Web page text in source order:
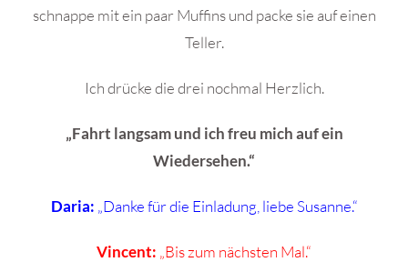
schnappe mit ein paar Muffins und packe sie auf einen
Teller.
Ich drücke die drei nochmal Herzlich.
„Fahrt langsam und ich freu mich auf ein
Wiedersehen.“
Daria: „Danke für die Einladung, liebe Susanne.“
Vincent: „Bis zum nächsten Mal.“